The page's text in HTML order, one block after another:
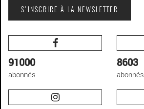
S'INSCRIRE À LA NEWSLETTER
91000
abonnés
8603
abonnés